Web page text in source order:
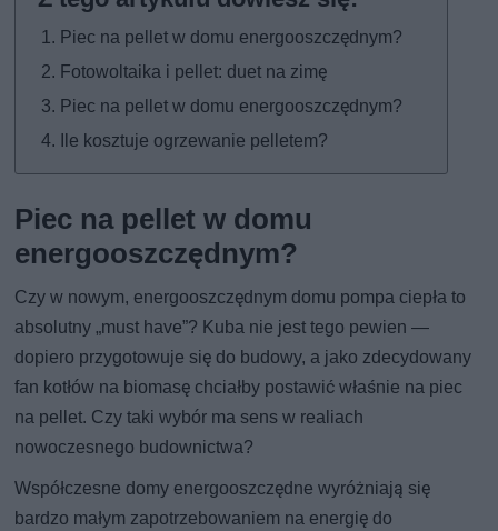
Piec na pellet w domu energooszczędnym?
Fotowoltaika i pellet: duet na zimę
Piec na pellet w domu energooszczędnym?
Ile kosztuje ogrzewanie pelletem?
Piec na pellet w domu
energooszczędnym?
Czy w nowym, energooszczędnym domu pompa ciepła to
absolutny „must have”? Kuba nie jest tego pewien —
dopiero przygotowuje się do budowy, a jako zdecydowany
fan kotłów na biomasę chciałby postawić właśnie na piec
na pellet. Czy taki wybór ma sens w realiach
nowoczesnego budownictwa?
Współczesne domy energooszczędne wyróżniają się
bardzo małym zapotrzebowaniem na energię do